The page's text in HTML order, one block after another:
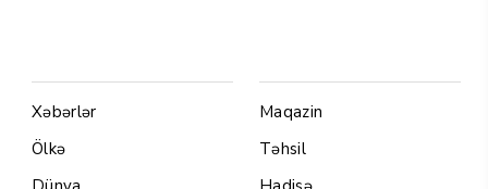
Xəbərlər
Ölkə
Maqazin
Təhsil